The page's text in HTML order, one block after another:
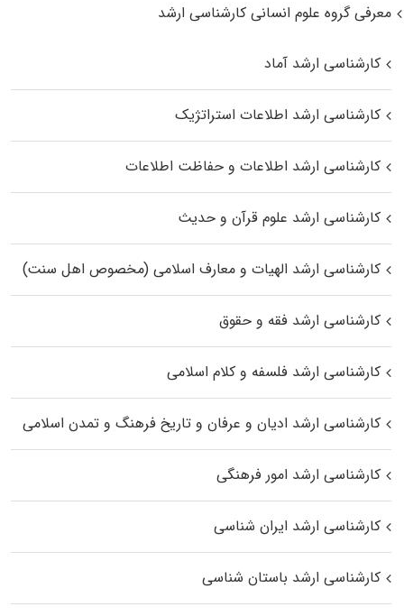
معرفی گروه علوم انسانی کارشناسی ارشد
کارشناسی ارشد آماد
کارشناسی ارشد اطلاعات استراتژیک
کارشناسی ارشد اطلاعات و حفاظت اطلاعات
کارشناسی ارشد علوم قرآن و حدیث
کارشناسی ارشد الهیات و معارف اسلامی (مخصوص اهل سنت)
کارشناسی ارشد فقه و حقوق
کارشناسی ارشد فلسفه و کلام اسلامی
کارشناسی ارشد ادیان و عرفان و تاریخ فرهنگ و تمدن اسلامی
کارشناسی ارشد امور فرهنگی
کارشناسی ارشد ایران شناسی
کارشناسی ارشد باستان شناسی